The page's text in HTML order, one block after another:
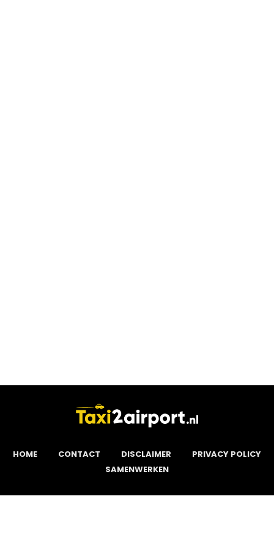
HOME CONTACT DISCLAIMER
PRIVACY POLICY
SAMENWERKEN